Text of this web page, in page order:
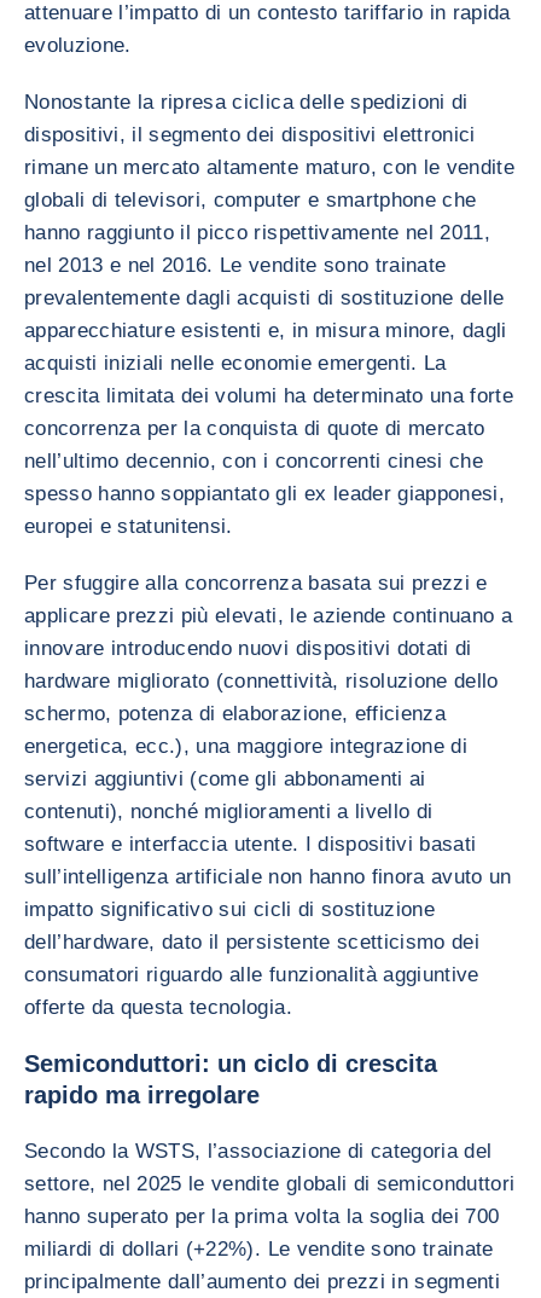
attenuare l’impatto di un contesto tariffario in rapida
evoluzione.
Nonostante la ripresa ciclica delle spedizioni di
dispositivi, il segmento dei dispositivi elettronici
rimane un mercato altamente maturo, con le vendite
globali di televisori, computer e smartphone che
hanno raggiunto il picco rispettivamente nel 2011,
nel 2013 e nel 2016. Le vendite sono trainate
prevalentemente dagli acquisti di sostituzione delle
apparecchiature esistenti e, in misura minore, dagli
acquisti iniziali nelle economie emergenti. La
crescita limitata dei volumi ha determinato una forte
concorrenza per la conquista di quote di mercato
nell’ultimo decennio, con i concorrenti cinesi che
spesso hanno soppiantato gli ex leader giapponesi,
europei e statunitensi.
Per sfuggire alla concorrenza basata sui prezzi e
applicare prezzi più elevati, le aziende continuano a
innovare introducendo nuovi dispositivi dotati di
hardware migliorato (connettività, risoluzione dello
schermo, potenza di elaborazione, efficienza
energetica, ecc.), una maggiore integrazione di
servizi aggiuntivi (come gli abbonamenti ai
contenuti), nonché miglioramenti a livello di
software e interfaccia utente. I dispositivi basati
sull’intelligenza artificiale non hanno finora avuto un
impatto significativo sui cicli di sostituzione
dell’hardware, dato il persistente scetticismo dei
consumatori riguardo alle funzionalità aggiuntive
offerte da questa tecnologia.
Semiconduttori: un ciclo di crescita
rapido ma irregolare
Secondo la WSTS, l’associazione di categoria del
settore, nel 2025 le vendite globali di semiconduttori
hanno superato per la prima volta la soglia dei 700
miliardi di dollari (+22%). Le vendite sono trainate
principalmente dall’aumento dei prezzi in segmenti